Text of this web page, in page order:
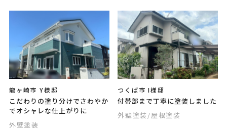
龍ヶ崎市 Y様邸
こだわりの塗り分けでさわやか
でオシャレな仕上がりに
外壁塗装
つくば市 I様邸
付帯部まで丁寧に塗装しました
外壁塗装 /屋根塗装